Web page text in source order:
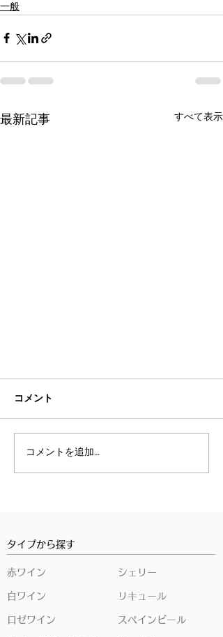
一般
最新記事 すべて表示
コメント
コメントを追加…
タイプから探す
赤ワイン
白ワイン
ロゼワイン
シェリー
リキュール
スペインビール